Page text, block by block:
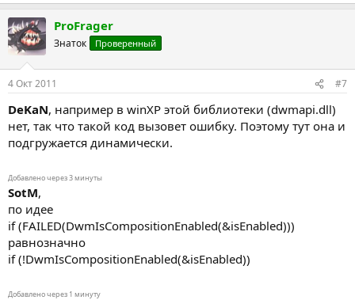
ProFrager
Знаток Проверенный
4 Окт 2011 #7
DeKaN, например в winXP этой библиотеки (dwmapi.dll)
нет, так что такой код вызовет ошибку. Поэтому тут она и
подгружается динамически.
Добавлено через 3 минуты
SotM,
по идее
if (FAILED(DwmIsCompositionEnabled(&isEnabled)))
равнозначно
if (!DwmIsCompositionEnabled(&isEnabled))
Добавлено через 1 минуту